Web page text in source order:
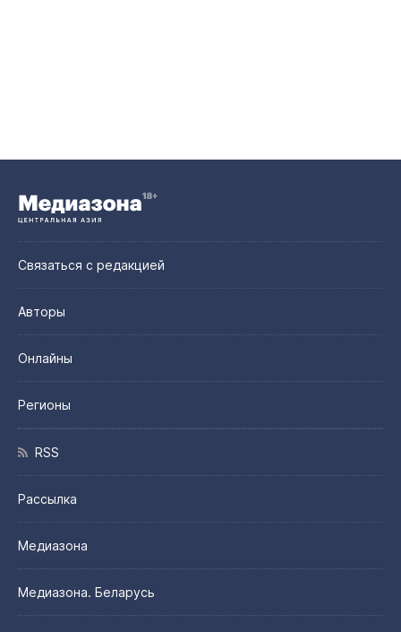
Связаться с редакцией
Авторы
Онлайны
Регионы
RSS
Рассылка
Медиазона
Медиазона. Беларусь